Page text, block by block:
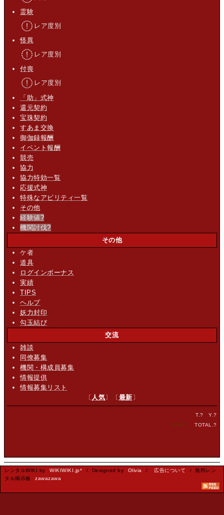
霊験
レア度別
怪異
レア度別
付喪
レア度別
「助」式神
還元契約
宝珠契約
すあま交換
御伽録報酬
イベント報酬
競売
協力
協力特効一覧
応援式神
特殊なアビリティ一覧
その他
経験値?
機関討伐?
その他
ケ者
道具
ログインボーナス
実績
TIPS
ヘルプ
妖力封印
勾玉結び
交流
雑談
同僚募集
機関・構成員募集
情報提供
情報募集リスト
〔 人気〕〔最新〕
T.? Y.?
NOW. ? TOTAL.?
レンタルWIKI by WIKIWIKI.jp* / Designed by Olivia / 広告について
/ 無料レン
タル掲示板
zawazawa